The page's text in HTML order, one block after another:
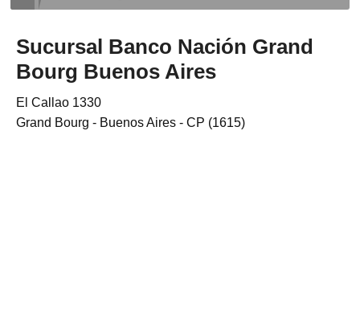
Sucursal Banco Nación Grand
Bourg Buenos Aires
El Callao 1330
Grand Bourg - Buenos Aires - CP (1615)